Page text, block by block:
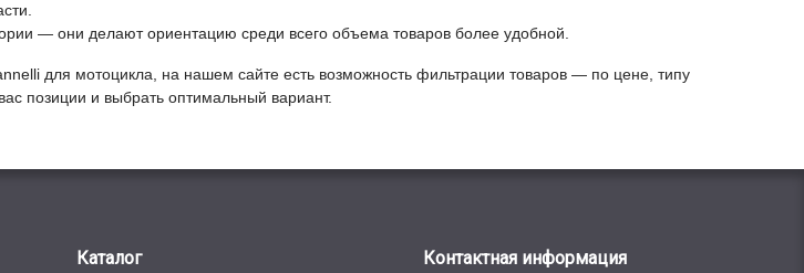
— они делают ориентацию среди всего объема товаров более удобной.
для мотоцикла , на нашем сайте есть возможность фильтрации товаров — по цене, типу
позиции и выбрать оптимальный вариант.
Каталог
Контактная информация